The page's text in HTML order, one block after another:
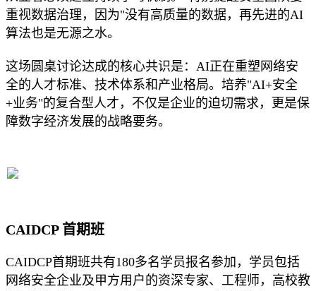
重视数据治理，因为"没有高质量的数据，再先进的AI
算法也是无源之水。
这场圆桌讨论达成的核心共识是：AI正在重塑网络安
全的人才标准、技术体系和产业格局。培养"AI+安全
+业务"的复合型人才，不仅是企业的迫切需求，更是保
障数字经济发展的战略要务。
CAIDCP 首期班
CAIDCP首期班共有180多名学员报名参加，学员包括
网络安全企业及甲方用户的资深专家、工程师，高校教